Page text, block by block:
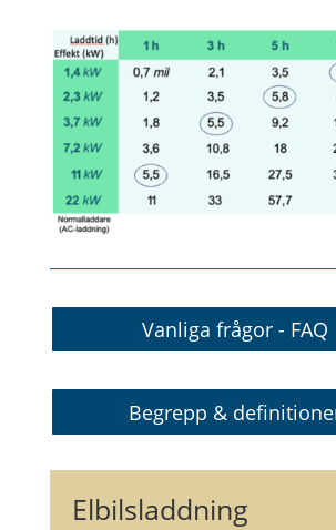
Vanliga frågor - FAQ
Begrepp &
Elbilsladdning